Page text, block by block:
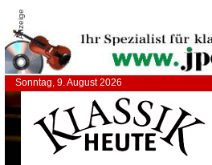
Anzeige
Sonntag, 9. August 2026